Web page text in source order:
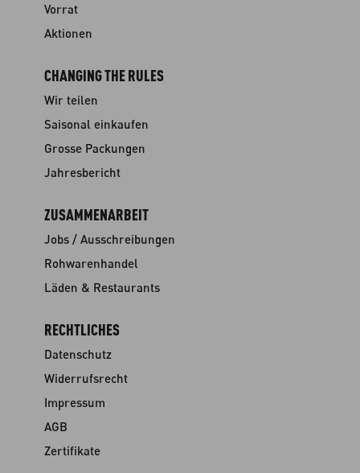
Vorrat
Aktionen
CHANGING THE RULES
Wir teilen
Saisonal einkaufen
Grosse Packungen
Jahresbericht
ZUSAMMENARBEIT
Jobs / Ausschreibungen
Rohwarenhandel
Läden & Restaurants
RECHTLICHES
Datenschutz
Widerrufsrecht
Impressum
AGB
Zertifikate